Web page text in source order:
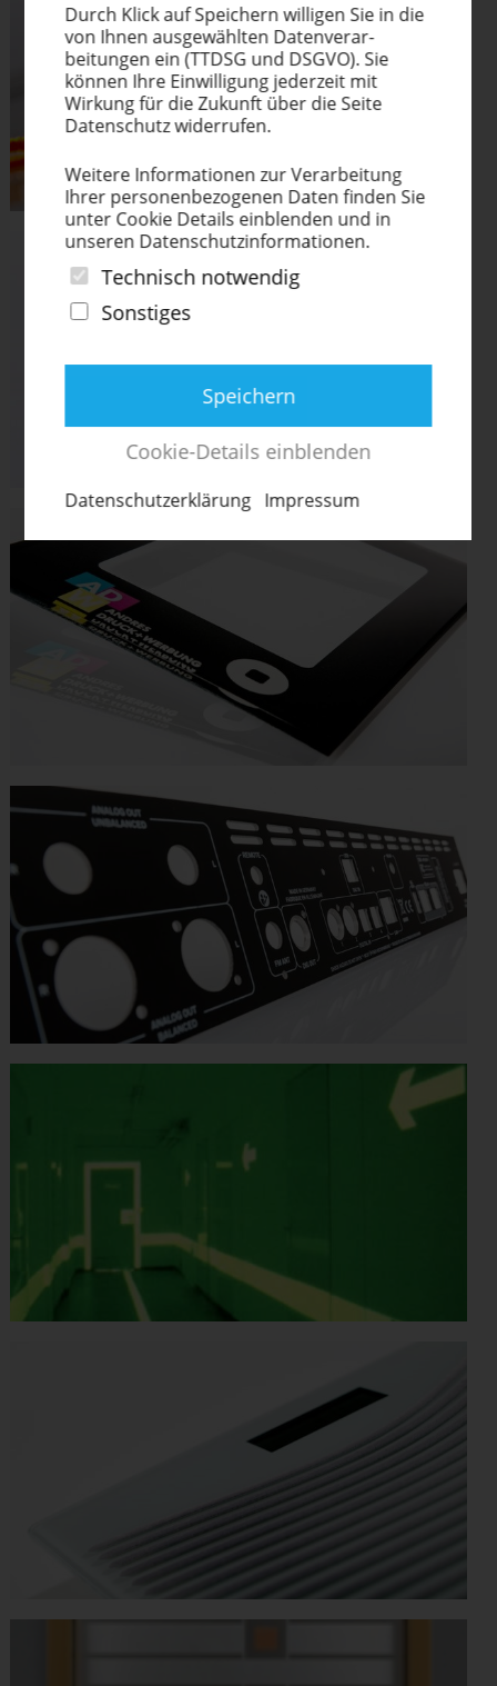
Durch Klick auf Speichern willigen Sie in die
von Ihnen ausge­wählten Datenverar-
beitungen ein (TTDSG und DSGVO). Sie
können Ihre Einwil­ligung jederzeit mit
Wirkung für die Zukunft über die Seite
Datenschutz widerrufen.
Weitere Infor­ma­tionen zur Verar­beitung
Ihrer perso­nen­be­zo­genen Daten finden Sie
unter Cookie Details einblenden und in
unseren Daten­schutz­in­for­ma­tionen.
Technisch notwendig
Sonstiges
Speichern
Cookie-Details einblenden
Daten­schut­z­er­klärung Impressum